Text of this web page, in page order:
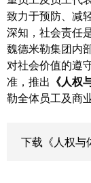
触
式
联
接
进
系
统
程
设
计
联
接
服
全
球
分
布
管
息
致力于预防、减
深知，社会责任
魏德米勒集团内
对社会价值的遵
准，推出 《人权
勒全体员工及商
下载《人权与